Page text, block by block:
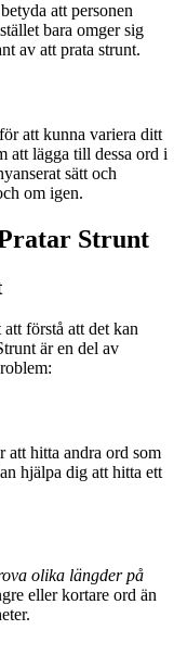
att personen
bara omger sig
av att prata strunt.
att kunna variera ditt
att lägga till dessa ord i
sätt och
om igen.
Strunt
förstå att det kan
är en del av
hitta andra ord som
hjälpa dig att hitta ett
olika längder på
eller kortare ord än